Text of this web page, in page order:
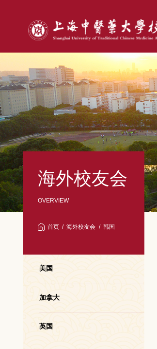
海外校友会
首页 海外校友会 韩国
美国
加拿大
英国